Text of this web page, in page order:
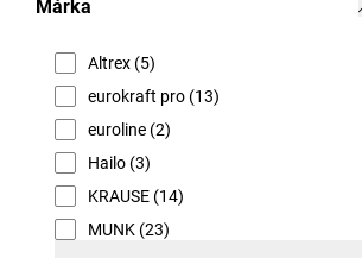
Márka
Altrex (5)
eurokraft pro (13)
euroline (2)
Hailo (3)
KRAUSE (14)
MUNK (23)